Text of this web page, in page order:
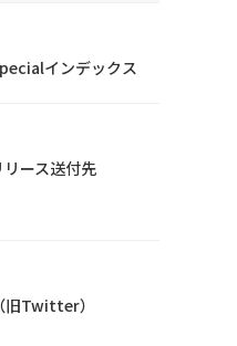
インデックス
リース送付先
旧Twitter）